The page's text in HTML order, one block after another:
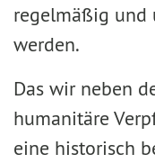
regelmäßig und
werden.
Das wir neben
humanitäre
eine historisch